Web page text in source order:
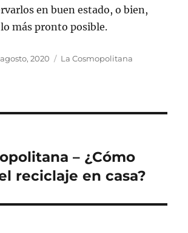
en buen estado, o bien,
más pronto posible.
2020 Categorías
La Cosmopolitana
– ¿Cómo
reciclaje en casa?